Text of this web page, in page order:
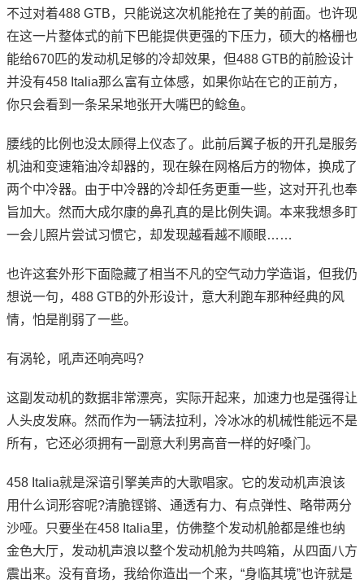
不过对着488 GTB，只能说这次机能抢在了美的前面。也许现
在这一片整体式的前下巴能提供更强的下压力，硕大的格栅也
能给670匹的发动机足够的冷却效果，但488 GTB的前脸设计
并没有458 Italia那么富有立体感，如果你站在它的正前方，
你只会看到一条呆呆地张开大嘴巴的鲶鱼。
腰线的比例也没太顾得上仪态了。此前后翼子板的开孔是服务
机油和变速箱油冷却器的，现在躲在网格后方的物体，换成了
两个中冷器。由于中冷器的冷却任务更重一些，这对开孔也奉
旨加大。然而大成尔康的鼻孔真的是比例失调。本来我想多盯
一会儿照片尝试习惯它，却发现越看越不顺眼……
也许这套外形下面隐藏了相当不凡的空气动力学造诣，但我仍
想说一句，488 GTB的外形设计，意大利跑车那种经典的风
情，怕是削弱了一些。
有涡轮，吼声还响亮吗?
这副发动机的数据非常漂亮，实际开起来，加速力也是强得让
人头皮发麻。然而作为一辆法拉利，冷冰冰的机械性能远不是
所有，它还必须拥有一副意大利男高音一样的好嗓门。
458 Italia就是深谙引擎美声的大歌唱家。它的发动机声浪该
用什么词形容呢?清脆铿锵、通透有力、有点弹性、略带两分
沙哑。只要坐在458 Italia里，仿佛整个发动机舱都是维也纳
金色大厅，发动机声浪以整个发动机舱为共鸣箱，从四面八方
震出来。没有音场，我给你造出一个来，“身临其境”也许就是